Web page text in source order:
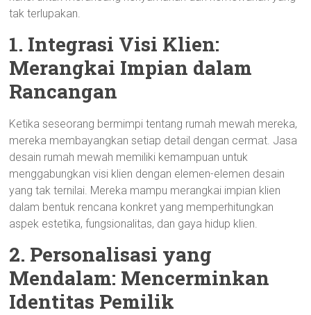
tak terlupakan.
1. Integrasi Visi Klien:
Merangkai Impian dalam
Rancangan
Ketika seseorang bermimpi tentang rumah mewah mereka,
mereka membayangkan setiap detail dengan cermat. Jasa
desain rumah mewah memiliki kemampuan untuk
menggabungkan visi klien dengan elemen-elemen desain
yang tak ternilai. Mereka mampu merangkai impian klien
dalam bentuk rencana konkret yang memperhitungkan
aspek estetika, fungsionalitas, dan gaya hidup klien.
2. Personalisasi yang
Mendalam: Mencerminkan
Identitas Pemilik